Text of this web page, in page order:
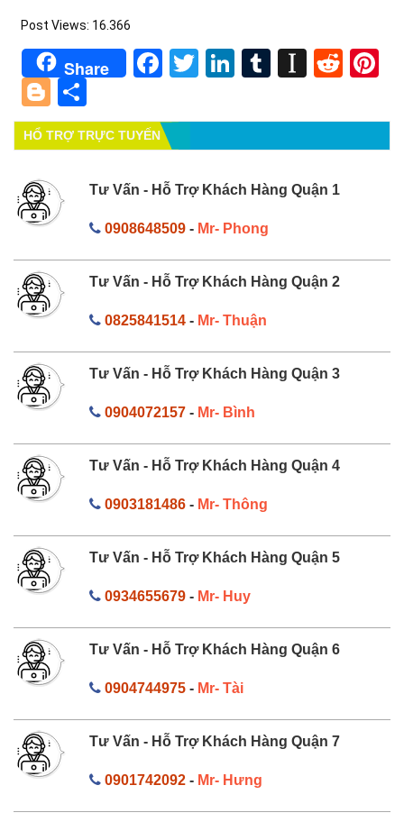
Post Views: 16.366
Share Facebook
TwitterLinkedIn
Tumblr
Blogger
HỔ TRỢ TRỰC TUYẾN
Tư Vấn - Hỗ Trợ Khách Hàng Quận 1
0908648509- Mr- Phong
Tư Vấn - Hỗ Trợ Khách Hàng Quận 2
0825841514- Mr- Thuận
Tư Vấn - Hỗ Trợ Khách Hàng Quận 3
0904072157- Mr- Bình
Tư Vấn - Hỗ Trợ Khách Hàng Quận 4
0903181486- Mr- Thông
Tư Vấn - Hỗ Trợ Khách Hàng Quận 5
0934655679- Mr- Huy
Tư Vấn - Hỗ Trợ Khách Hàng Quận 6
0904744975- Mr- Tài
Tư Vấn - Hỗ Trợ Khách Hàng Quận 7
0901742092- Mr- Hưng